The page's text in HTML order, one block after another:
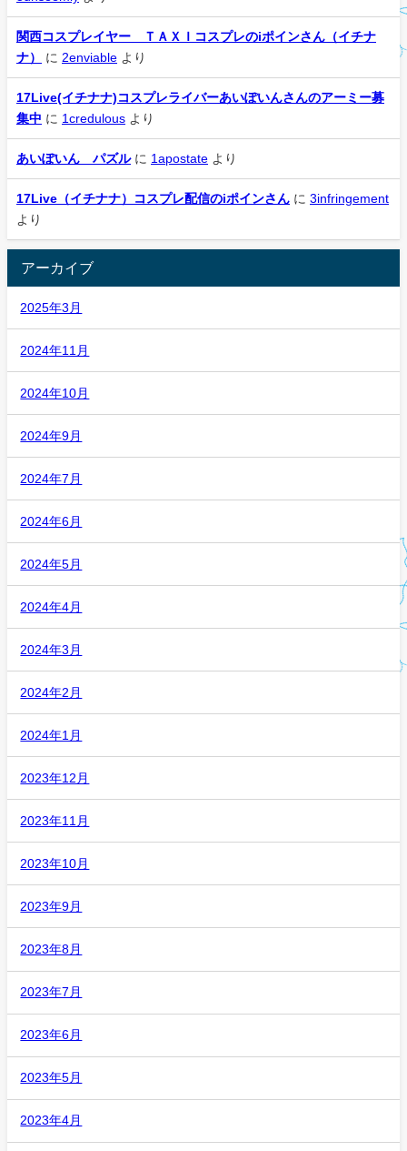
関西コスプレイヤー ＴＡＸＩコスプレのiポインさん（イチナ
ナ）
に 2enviable より
17Live(イチナナ)コスプレライバーあいぽいんさんのアーミー募
集中 に 1credulous より
あいぽいん パズルに 1apostate より
17Live（イチナナ）コスプレ配信のiポインさん に 3infringement
より
アーカイブ
2025年3月
2024年11月
2024年10月
2024年9月
2024年7月
2024年6月
2024年5月
2024年4月
2024年3月
2024年2月
2024年1月
2023年12月
2023年11月
2023年10月
2023年9月
2023年8月
2023年7月
2023年6月
2023年5月
2023年4月